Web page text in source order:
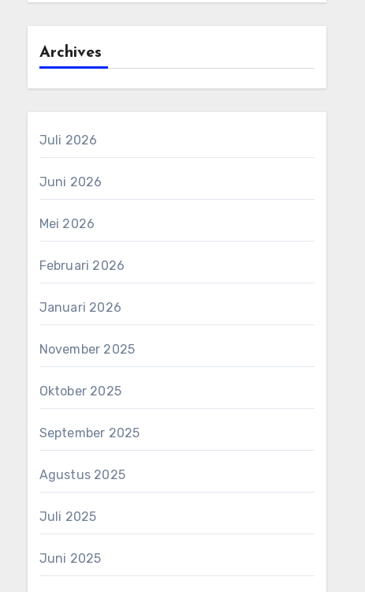
Archives
Juli 2026
Juni 2026
Mei 2026
Februari 2026
Januari 2026
November 2025
Oktober 2025
September 2025
Agustus 2025
Juli 2025
Juni 2025